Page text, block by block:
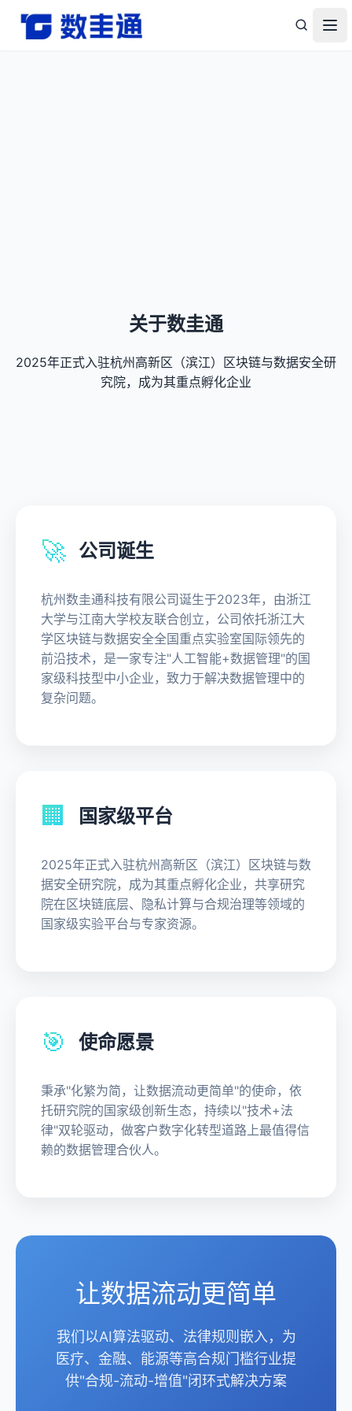
杭州数圭通科技有限公司-让数据安全流动，让数据释放价值
打
关于数圭通
2025年正式入驻杭州高新区（滨江）区块链与数据安全研
究院，成为其重点孵化企业
🚀 公司诞生
杭州数圭通科技有限公司诞生于2023年，由浙江
大学与江南大学校友联合创立，公司依托浙江大
学区块链与数据安全全国重点实验室国际领先的
前沿技术，是一家专注"人工智能+数据管理"的国
家级科技型中小企业，致力于解决数据管理中的
复杂问题。
🏢 国家级平台
2025年正式入驻杭州高新区（滨江）区块链与数
据安全研究院，成为其重点孵化企业，共享研究
院在区块链底层、隐私计算与合规治理等领域的
国家级实验平台与专家资源。
🎯 使命愿景
秉承"化繁为简，让数据流动更简单"的使命，依
托研究院的国家级创新生态，持续以"技术+法
律"双轮驱动，做客户数字化转型道路上最值得信
赖的数据管理合伙人。
让数据流动更简单
我们以AI算法驱动、法律规则嵌入，为
医疗、金融、能源等高合规门槛行业提
供"合规-流动-增值"闭环式解决方案